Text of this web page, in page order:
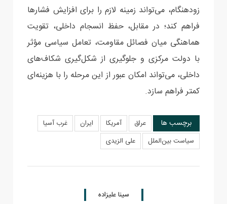
زودهنگام، می‌تواند زمینه لازم را برای افزایش فشارها
فراهم کند؛ در مقابل، حفظ انسجام داخلی، تقویت
هماهنگی میان فصائل مقاومت، تعامل سیاسی مؤثر
با دولت مرکزی و جلوگیری از شکل‌گیری شکاف‌های
داخلی، می‌تواند امکان عبور از این مرحله را با هزینه‌ای
کمتر فراهم سازد.
برچسب ها عراق آمریکا ایران
غرب آسیا
سیاست بین‌الملل
علی الزیدی
سینا علیزاده